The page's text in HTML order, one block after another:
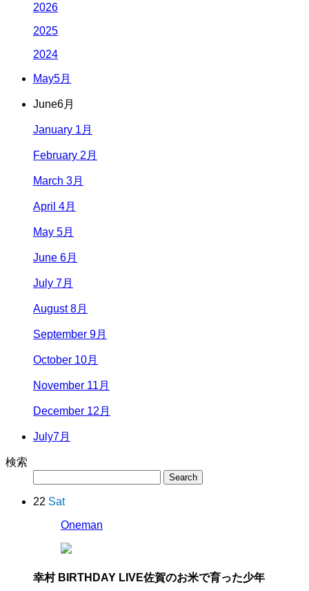
2026
2025
2024
May5月
June6月
January 1月
February 2月
March 3月
April 4月
May 5月
June 6月
July 7月
August 8月
September 9月
October 10月
November 11月
December 12月
July7月
検索
22 Sat
Oneman
幸村 BIRTHDAY LIVE佐賀のお米で育った少年